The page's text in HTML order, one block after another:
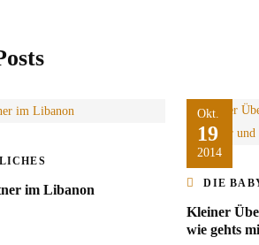
im Libanon
Okt.
19
2014
DIE
Kleiner
wie gehts